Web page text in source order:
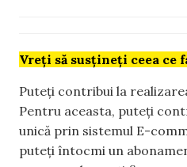
Vreți să susțineți ceea ce
Puteți contribui la
Pentru aceasta, puteți
unică prin sistemul E-
puteți întocmi un